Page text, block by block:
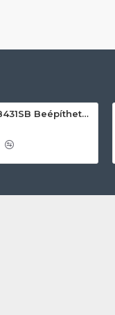
AEG TU5PB431SB Beépíthető villany sütő